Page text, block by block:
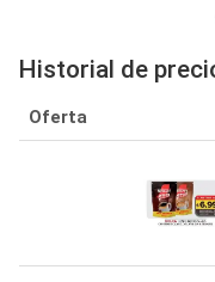
Historial de
Oferta